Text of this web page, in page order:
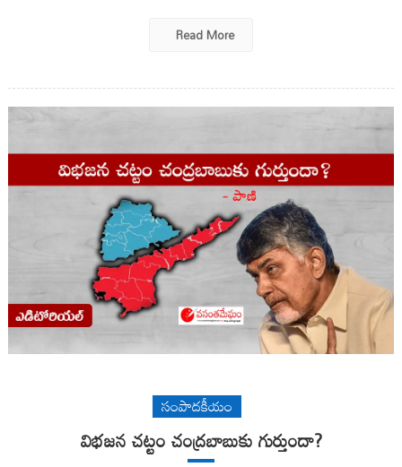
Read More
సంపాదకీయం
విభజన చట్టం చంద్రబాబుకు గుర్తుందా?